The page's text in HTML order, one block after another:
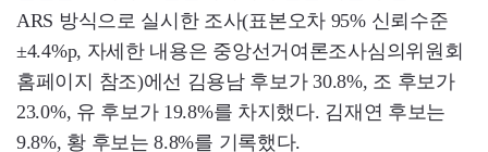
ARS 방식으로 실시한 조사(표본오차 95% 신뢰수준
±4.4%p, 자세한 내용은 중앙선거여론조사심의위원회
홈페이지 참조)에선 김용남 후보가 30.8%, 조 후보가
23.0%, 유 후보가 19.8%를 차지했다. 김재연 후보는
9.8%, 황 후보는 8.8%를 기록했다.